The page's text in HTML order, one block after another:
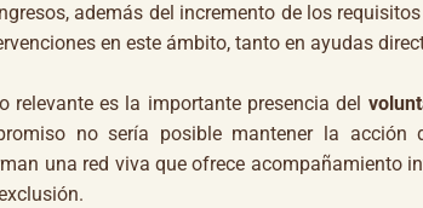
además del incremento de los
en este ámbito, tanto en ayudas
es la importante presencia del
no sería posible mantener la
una red viva que ofrece acompañamiento